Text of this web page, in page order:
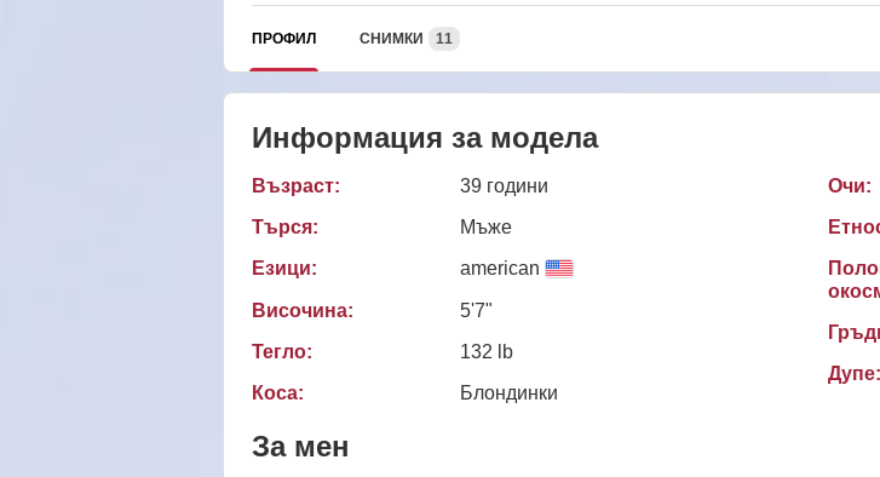
ПРОФИЛ СНИМКИ 11
Информация за модела
Възраст:
39 години
Търся:
Мъже
Езици:
american
Височина:
5'7"
Тегло:
132 lb
Коса:
Блондинки
Очи:
Дупе:
За мен